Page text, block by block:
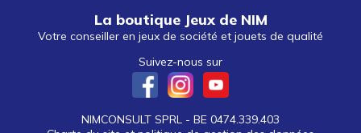
La boutique Jeux de NIM
Votre conseiller en jeux de société et jouets de qualité
Suivez-nous sur
NIMCONSULT SPRL - BE 0474.339.403